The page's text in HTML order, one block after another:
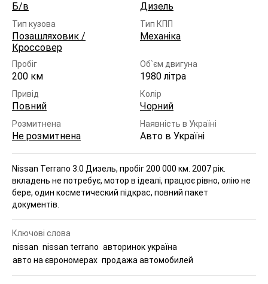
Б/в Дизель
Тип кузова
Позашляховик /
Кроссовер
Тип КПП
Механіка
Пробіг
200 км
Об`єм двигуна
1980 літра
Привід
Повний
Колір
Чорний
Розмитнена
Не розмитнена
Наявність в Україні
Авто в Україні
Nissan Terrano 3.0 Дизель, пробіг 200 000 км. 2007 рік.
вкладень не потребує, мотор в ідеалі, працює рівно, олію не
бере, один косметический підкрас, повний пакет
документів.
Ключові слова
nissan nissan terrano авторинок україна
авто на єврономерах продажа автомобилей